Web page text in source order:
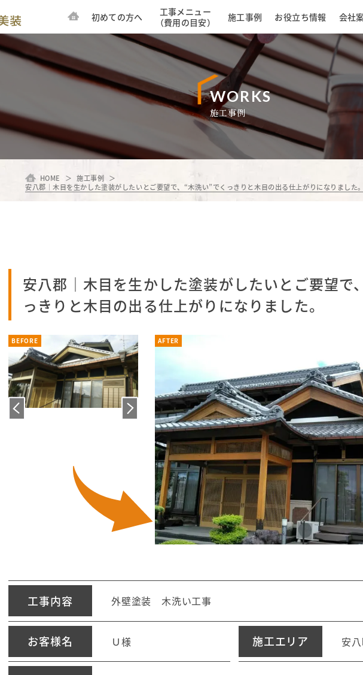
初めての方へ
工事メニュー
（費用の目安）
施工事例 お役立ち情報 会社
WORKS
施工事例
HOME
施工事例
安八郡｜木目を生かした塗装がしたいとご要望で、“木洗い”でくっきりと木目の出る仕上がりになりました。
安八郡｜木目を生かした塗装がしたいとご要望で
っきりと木目の出る仕上がりになりました。
BEFORE AFTER
工事内容 外壁塗装 木洗い工事
お客様名 Ｕ様 施工エリア 安